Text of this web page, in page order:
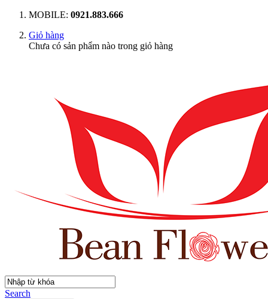
MOBILE: 0921.883.666
Giỏ hàng
Chưa có sản phẩm nào trong giỏ hàng
Search